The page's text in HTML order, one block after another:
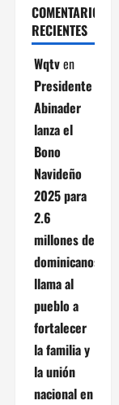
COMENTARIOS
RECIENTES
Wqtven
Presidente
Abinader
lanza el
Bono
Navideño
2025 para
2.6
millones de
dominicanos;
llama al
pueblo a
fortalecer
la familia y
la unión
nacional en